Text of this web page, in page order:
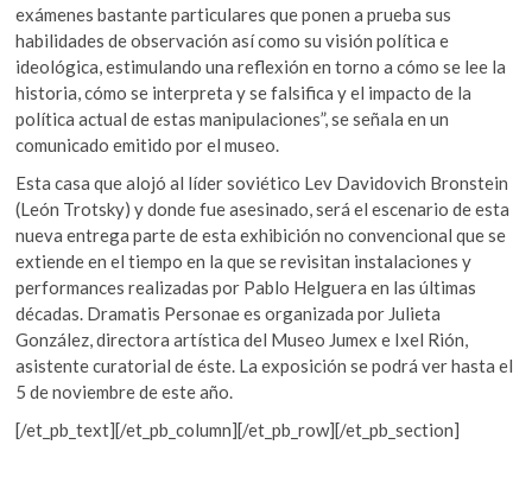
exámenes bastante particulares que ponen a prueba sus
habilidades de observación así como su visión política e
ideológica, estimulando una reflexión en torno a cómo se lee la
historia, cómo se interpreta y se falsifica y el impacto de la
política actual de estas manipulaciones”, se señala en un
comunicado emitido por el museo.
Esta casa que alojó al líder soviético Lev Davidovich Bronstein
(León Trotsky) y donde fue asesinado, será el escenario de esta
nueva entrega parte de esta exhibición no convencional que se
extiende en el tiempo en la que se revisitan instalaciones y
performances realizadas por Pablo Helguera en las últimas
décadas. Dramatis Personae es organizada por Julieta
González, directora artística del Museo Jumex e Ixel Rión,
asistente curatorial de éste. La exposición se podrá ver hasta el
5 de noviembre de este año.
[/et_pb_text][/et_pb_column][/et_pb_row][/et_pb_section]